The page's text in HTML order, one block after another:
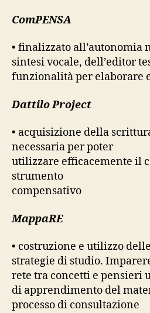
ComPENSA
• finalizzato all’autonomia
sintesi vocale, dell’editor
funzionalità per elaborare
Dattilo Project
• acquisizione della
necessaria per poter
utilizzare efficacemente il
strumento
compensativo
MappaRE
• costruzione e utilizzo
strategie di studio.
rete tra concetti e pensieri
di apprendimento del
processo di consultazione